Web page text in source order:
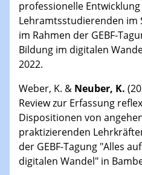
professionelle
Lehramtsstudierenden
im Rahmen der GEBF-
Bildung im digitalen
2022.
Weber, K. & Neuber, K.
Review zur Erfassung
Dispositionen von
praktizierenden
der GEBF-Tagung "Alles
digitalen Wandel" in